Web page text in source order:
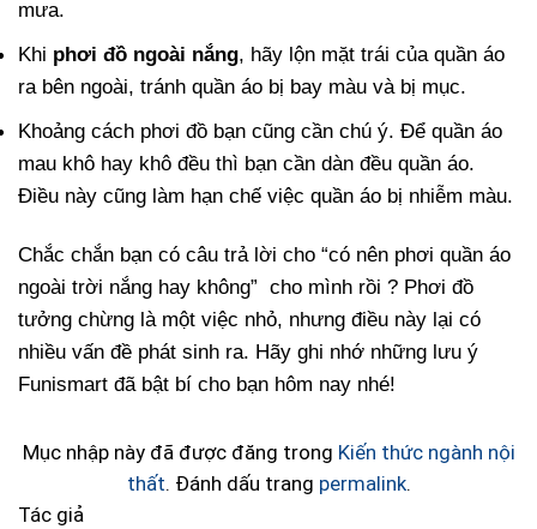
mưa.
Khi phơi đồ ngoài nắng, hãy lộn mặt trái của quần áo
ra bên ngoài, tránh quần áo bị bay màu và bị mục.
Khoảng cách phơi đồ bạn cũng cần chú ý. Để quần áo
mau khô hay khô đều thì bạn cần dàn đều quần áo.
Điều này cũng làm hạn chế việc quần áo bị nhiễm màu.
Chắc chắn bạn có câu trả lời cho “có nên phơi quần áo
ngoài trời nắng hay không” cho mình rồi ? Phơi đồ
tưởng chừng là một việc nhỏ, nhưng điều này lại có
nhiều vấn đề phát sinh ra. Hãy ghi nhớ những lưu ý
Funismart đã bật bí cho bạn hôm nay nhé!
Mục nhập này đã được đăng trong Kiến thức ngành nội
thất. Đánh dấu trang permalink.
Tác giả